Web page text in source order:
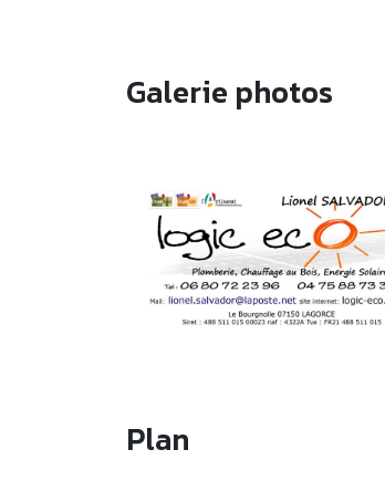
Galerie photos
Plan